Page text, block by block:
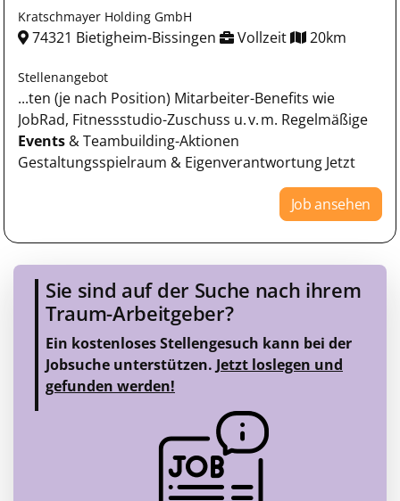
Kratschmayer Holding GmbH
74321 Bietigheim-Bissingen Vollzeit 20km
Stellenangebot
...ten (je nach Position) Mitarbeiter-Benefits wie
JobRad, Fitnessstudio-Zuschuss u. v. m. Regelmäßige
Events & Teambuilding-Aktionen
Gestaltungsspielraum & Eigenverantwortung Jetzt
Job ansehen
Sie sind auf der Suche nach ihrem
Traum-Arbeitgeber?
Ein kostenloses Stellengesuch kann bei der
Jobsuche unterstützen. Jetzt loslegen und
gefunden werden!